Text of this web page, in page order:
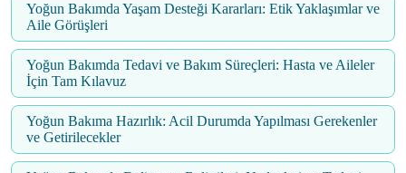
Yoğun Bakımda Yaşam Desteği Kararları: Etik Yaklaşımlar ve
Aile Görüşleri
Yoğun Bakımda Tedavi ve Bakım Süreçleri: Hasta ve Aileler
İçin Tam Kılavuz
Yoğun Bakıma Hazırlık: Acil Durumda Yapılması Gerekenler
ve Getirilecekler